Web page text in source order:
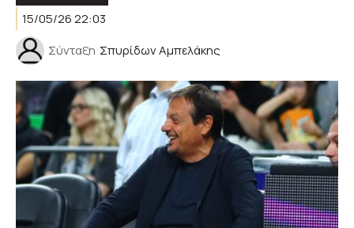
15/05/26 22:03
Σύνταξη Σπυρίδων Αμπελάκης